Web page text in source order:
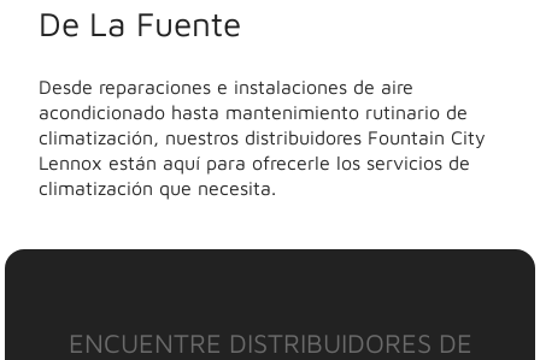
De La Fuente
Desde reparaciones e instalaciones de aire
acondicionado hasta mantenimiento rutinario de
climatización, nuestros distribuidores Fountain City
Lennox están aquí para ofrecerle los servicios de
climatización que necesita.
ENCUENTRE DISTRIBUIDORES DE